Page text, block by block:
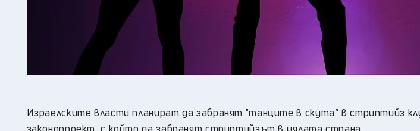
Стара Загора ,
Търговище 32
, °C
32 °C
Ямбол, 32°C
Израелските власти планират да забранят "танците в скута” в стриптийз